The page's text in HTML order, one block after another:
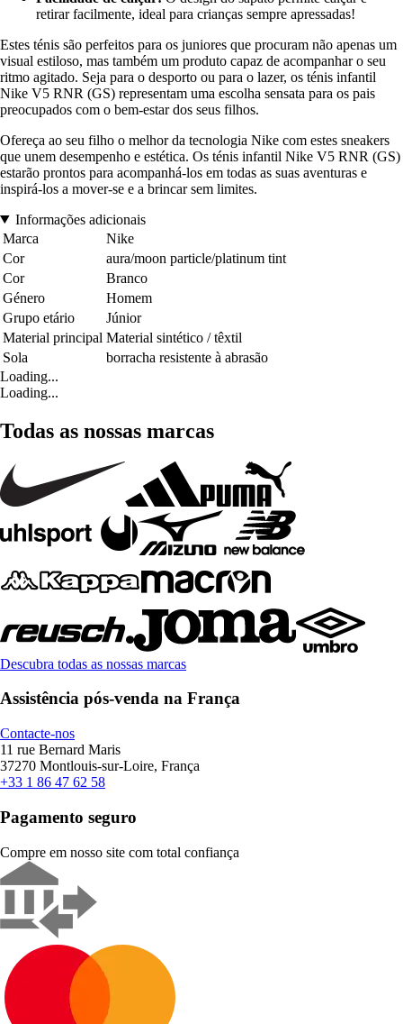
retirar facilmente, ideal para crianças sempre apressadas!
Estes ténis são perfeitos para os juniores que procuram não apenas um
visual estiloso, mas também um produto capaz de acompanhar o seu
ritmo agitado. Seja para o desporto ou para o lazer, os ténis infantil
Nike V5 RNR (GS) representam uma escolha sensata para os pais
preocupados com o bem-estar dos seus filhos.
Ofereça ao seu filho o melhor da tecnologia Nike com estes sneakers
que unem desempenho e estética. Os ténis infantil Nike V5 RNR (GS)
estarão prontos para acompanhá-los em todas as suas aventuras e
inspirá-los a mover-se e a brincar sem limites.
Informações adicionais
Marca
Nike
Cor
aura/moon particle/platinum tint
Cor
Branco
Género
Homem
Grupo etário
Júnior
Material principal Material sintético / têxtil
Sola
borracha resistente à abrasão
Loading...
Loading...
Todas as nossas marcas
Descubra todas as nossas marcas
Assistência pós-venda na França
Contacte-nos
11 rue Bernard Maris
37270 Montlouis-sur-Loire, França
+33 1 86 47 62 58
Pagamento seguro
Compre em nosso site com total confiança